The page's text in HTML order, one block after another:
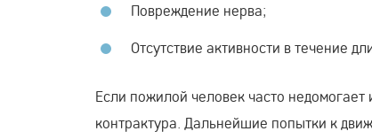
Повреждение нерва;
Отсутствие активности в течение
Если пожилой человек часто
контрактура. Дальнейшие попытки к